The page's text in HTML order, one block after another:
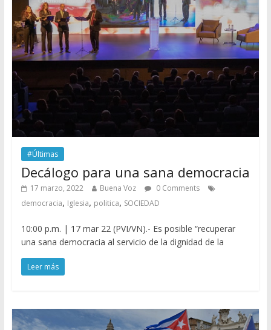
#Últimas
Decálogo para una sana democracia
17 marzo, 2022 Buena Voz
0 Comments
democracia, Iglesia, politica, SOCIEDAD
10:00 p.m. | 17 mar 22 (PVI/VN).- Es posible “recuperar
una sana democracia al servicio de la dignidad de la
Leer más